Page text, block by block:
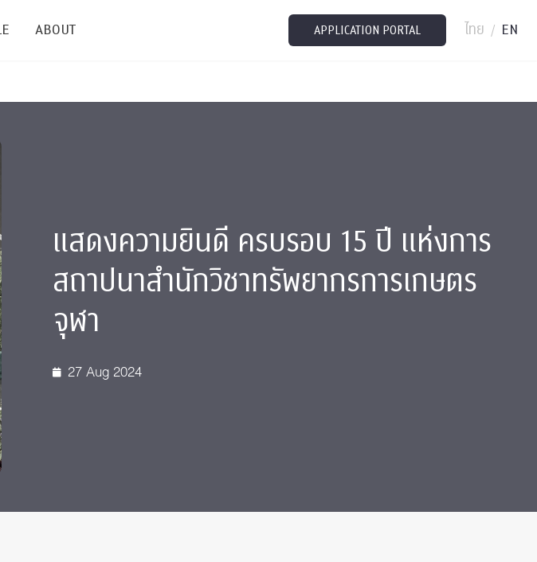
Organization
ABOUT
Annual Reports
Intranet
APPLICATION PORTAL ไทย / EN
แสดงความยินดี ครบรอบ 15 ปี แห่งการ
สถาปนาสำนักวิชาทรัพยากรการเกษตร
จุฬา
27 Aug 2024